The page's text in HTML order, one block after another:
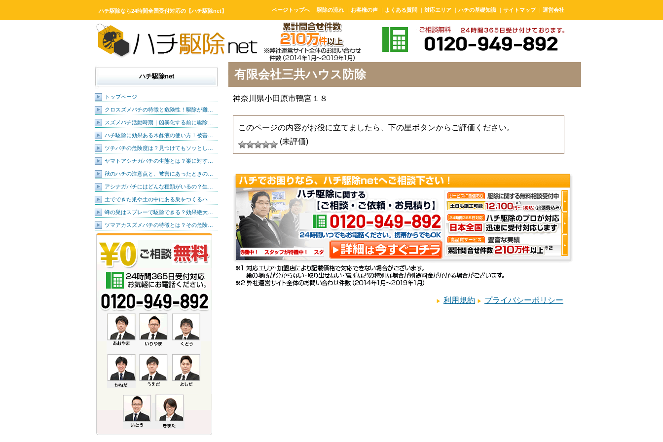
ハチ駆除なら24時間全国受付対応の【ハチ駆除net】 ページトップへ ｜ 駆除の流れ ｜ お客様の声 ｜ よくある質問 ｜ 対応エリア ｜ ハチの基礎知識 ｜ サイトマップ ｜ 運営会社
ハチ駆除net
トップページ
クロスズメバチの特徴と危険性！駆除が難…
スズメバチ活動時期｜凶暴化する前に駆除…
ハチ駆除に効果ある木酢液の使い方！被害…
ツチバチの危険度は？見つけてもソッとし…
ヤマトアシナガバチの生態とは？巣に対す…
秋のハチの注意点と、被害にあったときの…
アシナガバチにはどんな種類がいるの？生…
土でできた巣や土の中にある巣をつくるハ…
蜂の巣はスプレーで駆除できる？効果絶大…
ツマアカスズメバチの特徴とは？その危険…
有限会社三共ハウス防除
神奈川県小田原市鴨宮１８
このページの内容がお役に立てましたら、下の星ボタンからご評価ください。
(未評価)
利用規約 プライバシーポリシー